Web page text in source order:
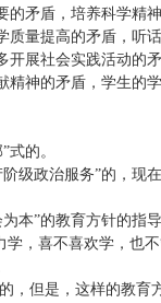
矛盾，培养科学
量提高的矛盾，听
展社会实践活动的
神的矛盾，学生的
的。
级政治服务”的，现
本”的教育方针的
，喜不喜欢学，也
，但是，这样的教